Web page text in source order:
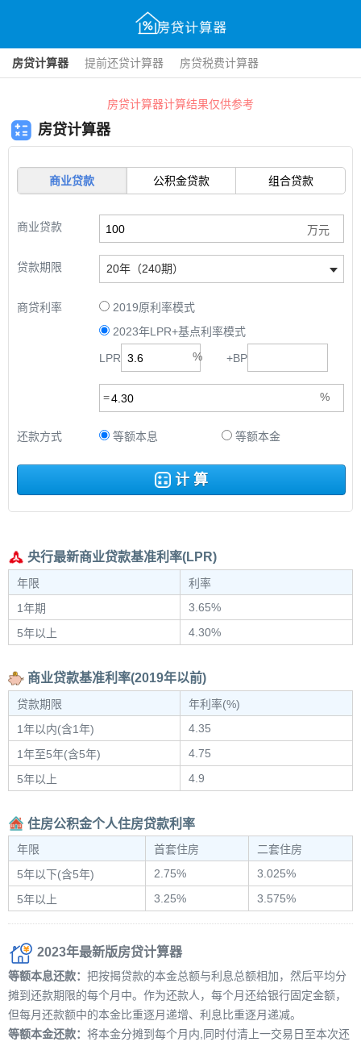
房贷计算器 提前还贷计算器 房贷税费计算器
房贷计算器计算结果仅供参考
房贷计算器
商业贷款 公积金贷款 组合贷款
商业贷款
贷款期限 20年（240期）
商贷利率
2019原利率模式
2023年LPR+基点利率模式
LPR +BP
还款方式 等额本息 等额本金
计 算
央行最新商业贷款基准利率(LPR)
年限
利率
1年期
3.65%
5年以上
4.30%
商业贷款基准利率(2019年以前)
贷款期限
年利率(%)
1年以内(含1年)
4.35
1年至5年(含5年)
4.75
5年以上
4.9
住房公积金个人住房贷款利率
年限 首套住房
二套住房
5年以下(含5年)
2.75%
3.025%
5年以上
3.25% 3.575%
2023年最新版房贷计算器
等额本息还款： 把按揭贷款的本金总额与利息总额相加，然后平均分
摊到还款期限的每个月中。作为还款人，每个月还给银行固定金额，
但每月还款额中的本金比重逐月递增、利息比重逐月递减。
等额本金还款： 将本金分摊到每个月内,同时付清上一交易日至本次还